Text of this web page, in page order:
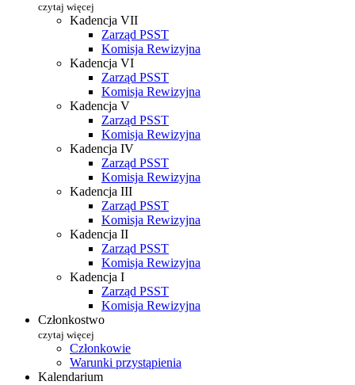
czytaj więcej
Kadencja VII
Zarząd PSST
Komisja Rewizyjna
Kadencja VI
Zarząd PSST
Komisja Rewizyjna
Kadencja V
Zarząd PSST
Komisja Rewizyjna
Kadencja IV
Zarząd PSST
Komisja Rewizyjna
Kadencja III
Zarząd PSST
Komisja Rewizyjna
Kadencja II
Zarząd PSST
Komisja Rewizyjna
Kadencja I
Zarząd PSST
Komisja Rewizyjna
Członkostwo
czytaj więcej
Członkowie
Warunki przystąpienia
Kalendarium